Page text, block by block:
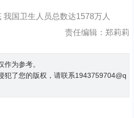
我国卫生人员总数达1578万人
责任编辑：郑莉莉
为参考。
犯了您的版权，请联系1943759704@q